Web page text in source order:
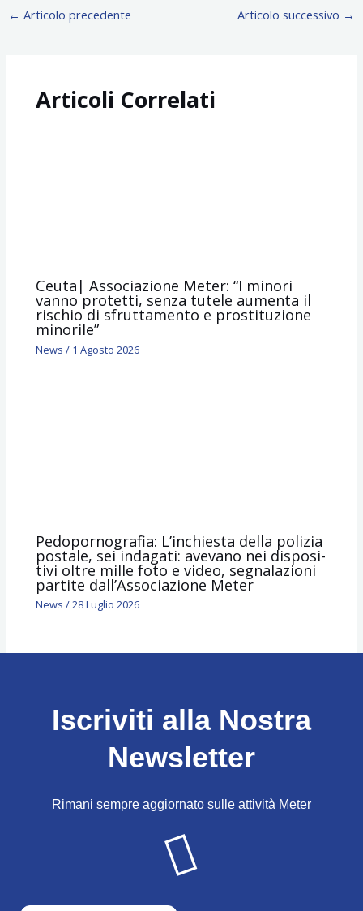
← Articolo precedente Articolo successivo →
Articoli Correlati
Ceuta| Associazione Meter: “I minori
vanno protetti, senza tutele aumenta il
rischio di sfruttamento e prostituzione
minorile”
News / 1 Agosto 2026
Pedopornografia: L’inchie­sta della poli­zia
postale, sei inda­gati: avevano nei dispo­si­
tivi oltre mille foto e video, segnalazioni
partite dall’Associazione Meter
News /28 Luglio 2026
Iscriviti alla Nostra
Newsletter
Rimani sempre aggiornato sulle attività Meter